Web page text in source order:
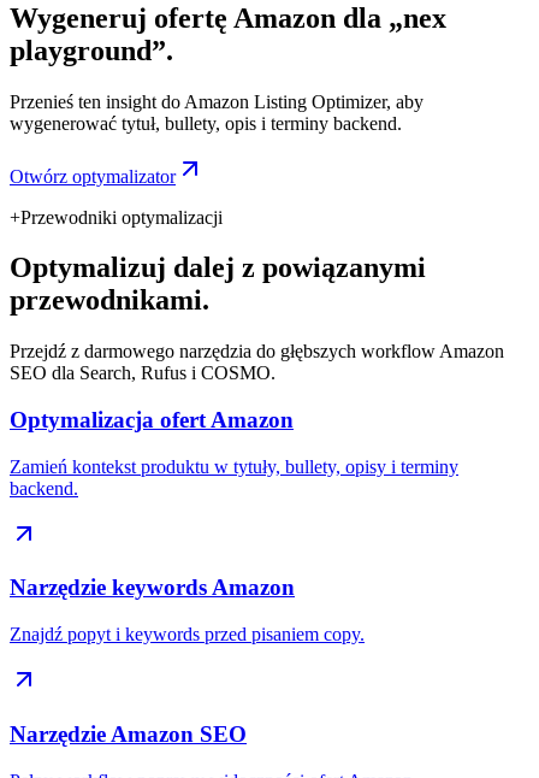
Wygeneruj ofertę Amazon dla „nex
playground”.
Przenieś ten insight do Amazon Listing Optimizer, aby
wygenerować tytuł, bullety, opis i terminy backend.
Otwórz optymalizator
+Przewodniki optymalizacji
Optymalizuj dalej z powiązanymi
przewodnikami.
Przejdź z darmowego narzędzia do głębszych workflow Amazon
SEO dla Search, Rufus i COSMO.
Optymalizacja ofert Amazon
Zamień kontekst produktu w tytuły, bullety, opisy i terminy
backend.
Narzędzie keywords Amazon
Znajdź popyt i keywords przed pisaniem copy.
Narzędzie Amazon SEO